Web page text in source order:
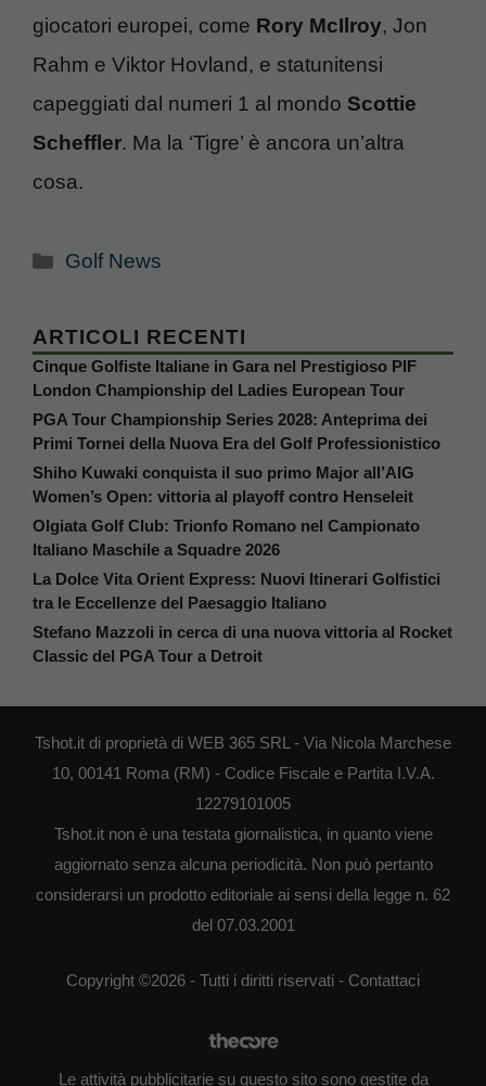
giocatori europei, come Rory McIlroy, Jon
Rahm e Viktor Hovland, e statunitensi
capeggiati dal numeri 1 al mondo Scottie
Scheffler. Ma la ‘Tigre’ è ancora un’altra
cosa.
Categorie
Golf News
ARTICOLI RECENTI
Cinque Golfiste Italiane in Gara nel Prestigioso PIF
London Championship del Ladies European Tour
PGA Tour Championship Series 2028: Anteprima dei
Primi Tornei della Nuova Era del Golf Professionistico
Shiho Kuwaki conquista il suo primo Major all’AIG
Women’s Open: vittoria al playoff contro Henseleit
Olgiata Golf Club: Trionfo Romano nel Campionato
Italiano Maschile a Squadre 2026
La Dolce Vita Orient Express: Nuovi Itinerari Golfistici
tra le Eccellenze del Paesaggio Italiano
Stefano Mazzoli in cerca di una nuova vittoria al Rocket
Classic del PGA Tour a Detroit
Tshot.it di proprietà di WEB 365 SRL - Via Nicola Marchese
10, 00141 Roma (RM) - Codice Fiscale e Partita I.V.A.
12279101005
Tshot.it non è una testata giornalistica, in quanto viene
aggiornato senza alcuna periodicità. Non può pertanto
considerarsi un prodotto editoriale ai sensi della legge n. 62
del 07.03.2001
Copyright ©2026 - Tutti i diritti riservati - Contattaci
Le attività pubblicitarie su questo sito sono gestite da